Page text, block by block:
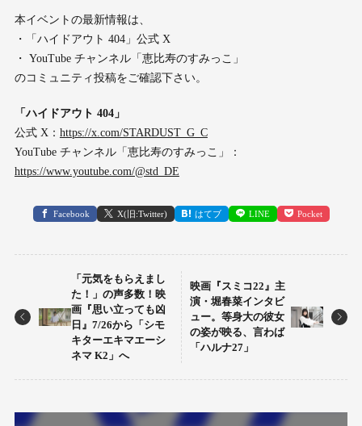
本イベントの最新情報は、
・「ハイドアウト 404」公式 X
・ YouTube チャンネル「恵比寿のすみっこ」
のコミュニティ投稿をご確認下さい。
「ハイドアウト 404」
公式 X： https://x.com/STARDUST_G_C
YouTube チャンネル「恵比寿のすみっこ」：
https://www.youtube.com/@std_DE
Facebook X(旧:Twitter) はてブ LINE Pocket
「元気をもらえまし
た！」の声多数！映
画『思い立っても凶
日』7/26から「シモ
キターエキマエーシ
ネマ K2」へ
映画『スミコ22』主
演・堀春菜インタビ
ュー。等身大の彼女
の姿が映る、言わば
「ハルナ27」